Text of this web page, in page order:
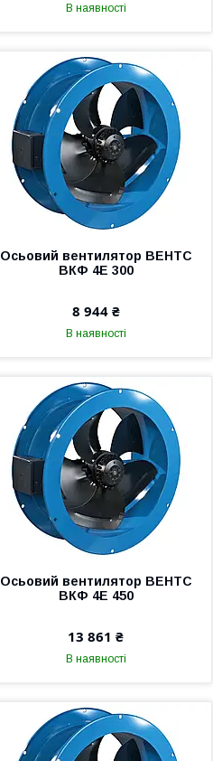
В наявності
Осьовий вентилятор ВЕНТС
ВКФ 4Е 300
8 944 ₴
В наявності
Осьовий вентилятор ВЕНТС
ВКФ 4Е 450
13 861 ₴
В наявності